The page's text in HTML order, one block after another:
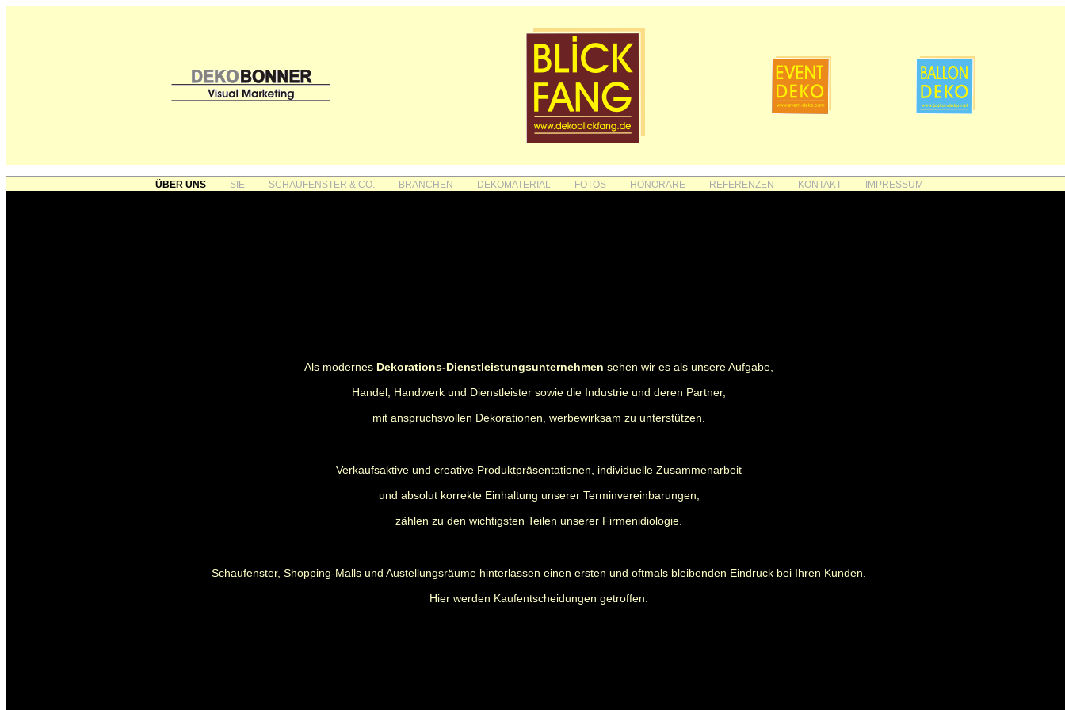
ÜBER UNS SIE SCHAUFENSTER & CO. BRANCHEN DEKOMATERIAL FOTOS HONORARE REFERENZEN KONTAKT IMPRESSUM
Als modernes Dekorations-Dienstleistungsunternehmen sehen wir es als unsere Aufgabe,
Handel, Handwerk und Dienstleister sowie die Industrie und deren Partner,
mit anspruchsvollen Dekorationen, werbewirksam zu unterstützen.
Verkaufsaktive und creative Produktpräsentationen, individuelle Zusammenarbeit
und absolut korrekte Einhaltung unserer Terminvereinbarungen,
zählen zu den wichtigsten Teilen unserer Firmenidiologie.
Schaufenster, Shopping-Malls und Austellungsräume hinterlassen einen ersten und oftmals bleibenden Eindruck bei Ihren Kunden.
Hier werden Kaufentscheidungen getroffen.